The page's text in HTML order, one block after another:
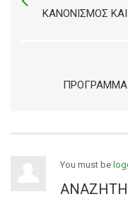
ΚΑΝΟΝΙΣΜΌΣ
ΠΡΟΓΡΑΜΜΑ
You must be